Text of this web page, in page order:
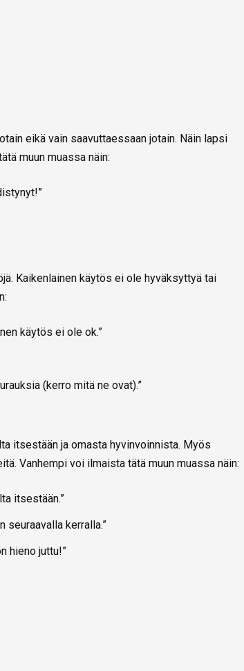
eikä vain saavuttaessaan jotain. Näin lapsi
muun muassa näin:
Kaikenlainen käytös ei ole hyväksyttyä tai
käytös ei ole ok.”
(kerro mitä ne ovat).”
itsestään ja omasta hyvinvoinnista. Myös
Vanhempi voi ilmaista tätä muun muassa näin:
itsestään.”
seuraavalla kerralla.”
hieno juttu!”